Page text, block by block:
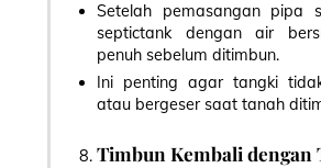
Setelah pemasangan pipa
septictank dengan air
penuh sebelum ditimbun.
Ini penting agar tangki
atau bergeser saat tanah
Timbun Kembali dengan